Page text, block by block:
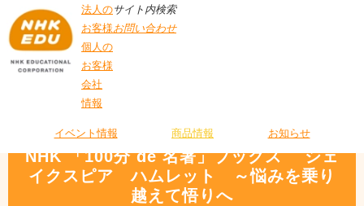
法人の
お客様
個人の
お客様
会社
情報
サイト内検索
お問い合わせ
イベント情報 商品情報 お知らせ
ア ハムレット ～悩みを乗り越えて悟りへ
NHK 「100分 de 名著」ブックス シェ
イクスピア ハムレット ～悩みを乗り
越えて悟りへ